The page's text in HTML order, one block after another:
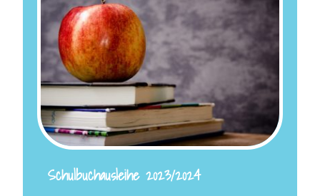
Schulbuchausleihe 2023/2024